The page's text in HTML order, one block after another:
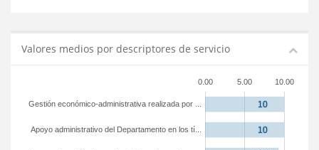
Valores medios por descriptores de servicio
0.00 5.00 10.00
Apoyo administrativo del Departamento en los tí...
Gestión económico-administrativa realizada por ...